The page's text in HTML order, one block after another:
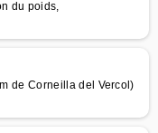
du poids,
de Corneilla del Vercol)